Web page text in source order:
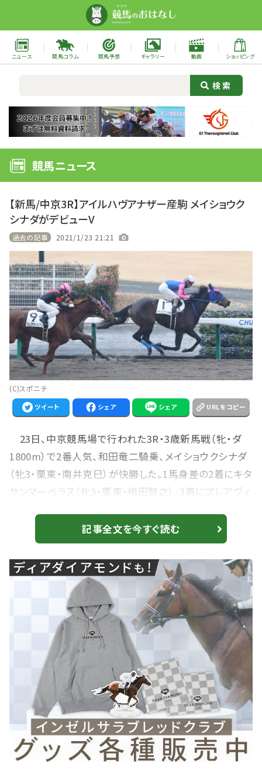
ニュース 競馬コラム 競馬予想 ギャラリー 動画 ショッピング
競馬ニュース
【新馬/中京3R】アイルハヴアナザー産駒 メイショウク
シナダがデビューV
過去の記事 2021/1/23 21:21
(C)スポニチ
ツイート シェア シェア URLをコピー
23日、中京競馬場で行われた3R・3歳新馬戦（牝・ダ
1800m）で2番人気、和田竜二騎乗、メイショウクシナダ
（牝3・栗東・南井克巳）が快勝した。1馬身差の2着にキタ
サンマーベラス（牝3・栗東・梅田智之）、3着にプレアヴィ
1:56.4（稍重）。 1番人気で川田将雅騎乗、グラヴィテ
（牝3・栗東・鮫島一歩）は、7着敗退。 【萌黄賞】3連単
600万超え！14番人気クープドクールがVで波乱 全兄は
メイショウワザシ 2番人気に支持された和田竜二騎
乗、メイショウクシ...
記事全文を今すぐ読む